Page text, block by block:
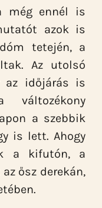
még ennél is
azok is
tetején, a
Az utolsó
az időjárás is
a szebbik
is lett. Ahogy
a kifutón, a
ősz derekán,